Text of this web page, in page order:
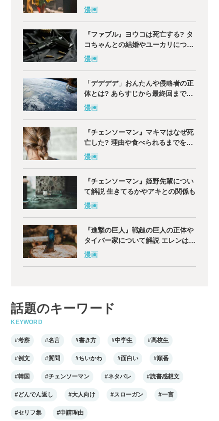
漫画
『ファブル』ヨウコは死亡する? タ
コちゃんとの結婚やユーカリについ
てネタバレ解説
漫画
「デデデデ」おんたんや侵略者の正
体とは? あらすじから最終回までネ
タバレ解説
漫画
『チェンソーマン』マキマはなぜ死
亡した? 理由や食べられるまでを徹
底解説
漫画
『チェンソーマン』姫野先輩につい
て解説 生きてるかやアキとの関係も
漫画
『進撃の巨人』戦鎚の巨人の正体や
タイバー家について解説 エレンはな
ぜ捕食した?
漫画
話題のキーワード
KEYWORD
#考察 #名言 #書き方 #中学生 #高校生
#例文 #質問 #ちいかわ #面白い #順番
#韓国 #チェンソーマン #ネタバレ #読書感想文
#どんでん返し #大人向け #スローガン #一言
#セリフ集 #申請理由